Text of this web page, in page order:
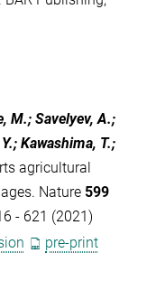
M.; Savelyev, A.;
Kawashima, T.;
agricultural
Nature 599
- 621 (2021)
pre-print